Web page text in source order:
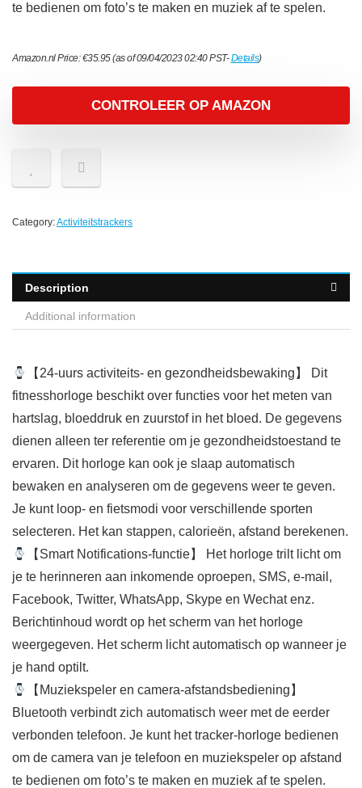
te bedienen om foto’s te maken en muziek af te spelen.
Amazon.nl Price:€35.95(as of 09/04/2023 02:40 PST-Details)
CONTROLEER OP AMAZON
Category:Activiteitstrackers
Description
Additional information
【24-uurs activiteits- en gezondheidsbewaking】 Dit
fitnesshorloge beschikt over functies voor het meten van
hartslag, bloeddruk en zuurstof in het bloed. De gegevens
dienen alleen ter referentie om je gezondheidstoestand te
ervaren. Dit horloge kan ook je slaap automatisch
bewaken en analyseren om de gegevens weer te geven.
Je kunt loop- en fietsmodi voor verschillende sporten
selecteren. Het kan stappen, calorieën, afstand berekenen.
【Smart Notifications-functie】 Het horloge trilt licht om
je te herinneren aan inkomende oproepen, SMS, e-mail,
Facebook, Twitter, WhatsApp, Skype en Wechat enz.
Berichtinhoud wordt op het scherm van het horloge
weergegeven. Het scherm licht automatisch op wanneer je
je hand optilt.
【Muziekspeler en camera-afstandsbediening】
Bluetooth verbindt zich automatisch weer met de eerder
verbonden telefoon. Je kunt het tracker-horloge bedienen
om de camera van je telefoon en muziekspeler op afstand
te bedienen om foto’s te maken en muziek af te spelen.